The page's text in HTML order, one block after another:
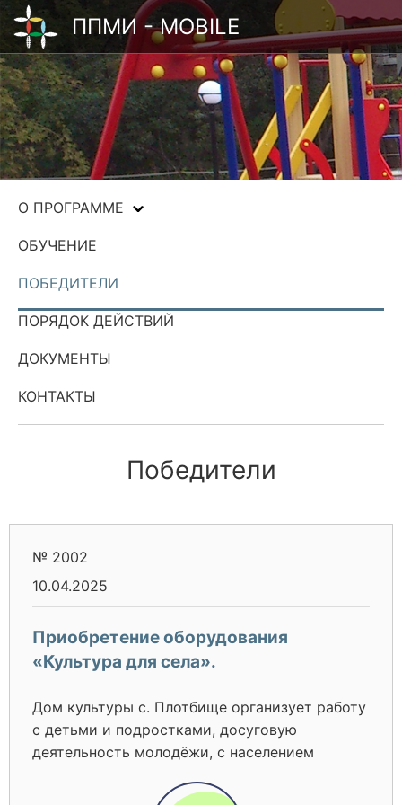
ППМИ - MOBILE
О ПРОГРАММЕ
ОБУЧЕНИЕ
ПОБЕДИТЕЛИ
ПОРЯДОК ДЕЙСТВИЙ
ДОКУМЕНТЫ
КОНТАКТЫ
Победители
№ 2002
10.04.2025
Приобретение оборудования
«Культура для села».
Дом культуры с. Плотбище организует работу
с детьми и подростками, досуговую
деятельность молодёжи, с населением
людьми с oгpaничeнньIми возможностями,